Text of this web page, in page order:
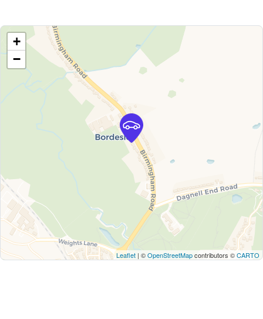
+
−
Leaflet | ©OpenStreetMapcontributors ©CARTO